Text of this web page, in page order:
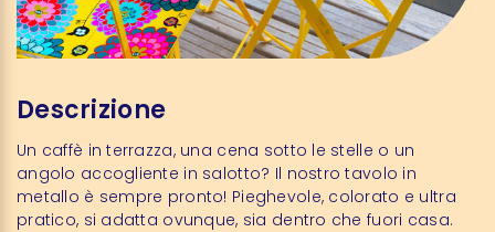
Descrizione
Un caffè in terrazza, una cena sotto le stelle o un
angolo accogliente in salotto? Il nostro tavolo in
metallo è sempre pronto! Pieghevole, colorato e ultra
pratico, si adatta ovunque, sia dentro che fuori casa.